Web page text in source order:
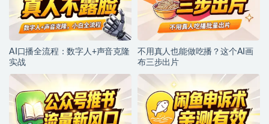
AI口播全流程：数字人+声音克隆
实战
不用真人也能做吃播？这个AI画
布三步出片